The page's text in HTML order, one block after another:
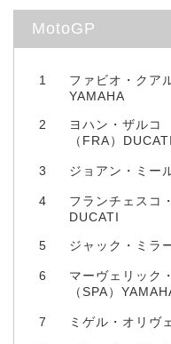
MotoGP
1
ファビオ・クア
YAMAHA
2
ヨハン・ザルコ
（FRA）DUCATI
3 ジョアン・ミー
4
フランチェスコ
DUCATI
5 ジャック・ミラ
6
マーヴェリック
（SPA）
7 ミゲル・オリヴ